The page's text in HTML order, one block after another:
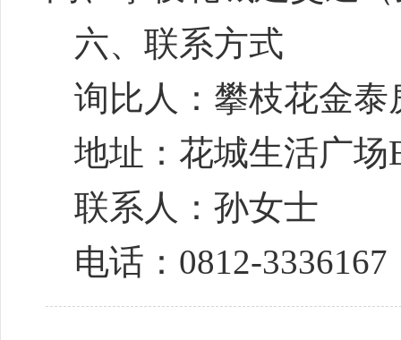
六、 联系方式
询比 人： 攀枝花金泰
地址：花城生活广场
联系人： 孙女士
电话： 0812-3336167